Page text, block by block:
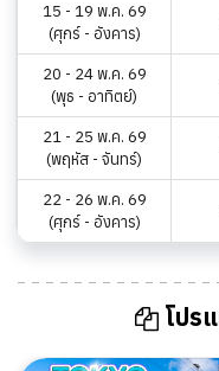
15 - 19 พ.ค. 69
(ศุกร์ - อังคาร)
20 - 24 พ.ค. 69
(พุธ - อาทิตย์)
21 - 25 พ.ค. 69
(พฤหัส - จันทร์)
22 - 26 พ.ค. 69
(ศุกร์ - อังคาร)
โปร